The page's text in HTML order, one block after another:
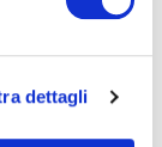
dettagli
ONLINE